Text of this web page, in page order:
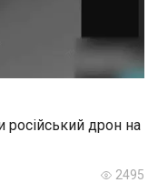
російський дрон на
2495